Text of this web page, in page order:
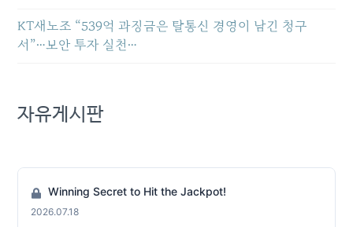
KT새노조 “539억 과징금은 탈통신 경영이 남긴 청구
서”…보안 투자 실천…
자유게시판
Winning Secret to Hit the Jackpot!
2026.07.18